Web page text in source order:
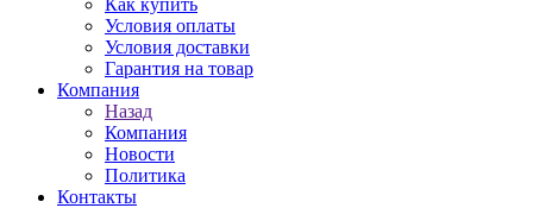
Как купить
Условия оплаты
Условия доставки
Гарантия на товар
Компания
Назад
Компания
Новости
Политика
Контакты